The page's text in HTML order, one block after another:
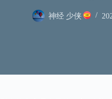
神经 少侠